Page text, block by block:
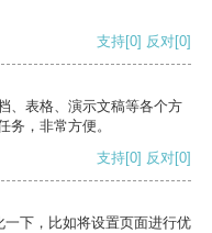
支持[0] 反对[0]
、表格、演示文稿等各个方
务，非常方便。
支持[0] 反对[0]
下，比如将设置页面进行优